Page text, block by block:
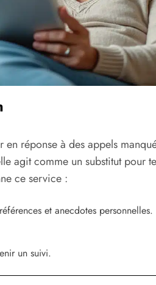
réponse à des appels
agit comme un substitut pour
ce service :
et anecdotes personnelles.
un suivi.